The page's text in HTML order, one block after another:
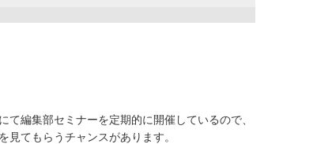
て編集部セミナーを定期的に開催しているので、
見てもらうチャンスがあります。